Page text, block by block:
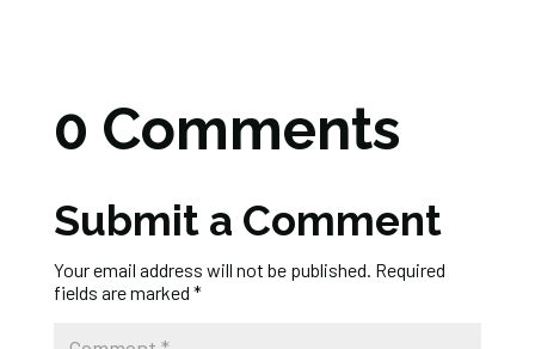
0 Comments
Submit a Comment
Your email address will not be published. Required
fields are marked *